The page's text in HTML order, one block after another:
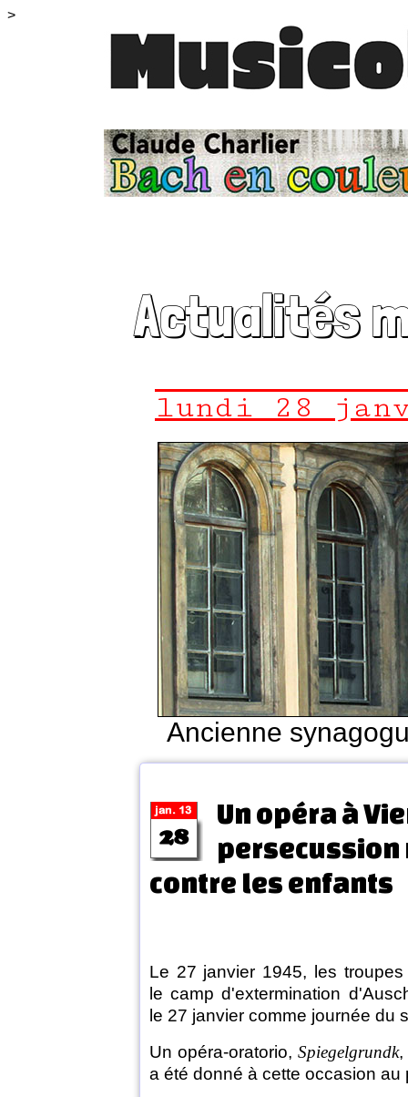
>
Actualités
lundi 28
Ancienne
Un opéra à
persecussion
contre les enfants
Le 27 janvier 1945, les
le camp d'extermination
le 27 janvier comme journée du
Un opéra-oratorio,Spiegelgrundk,
a été donné à cette occasion au